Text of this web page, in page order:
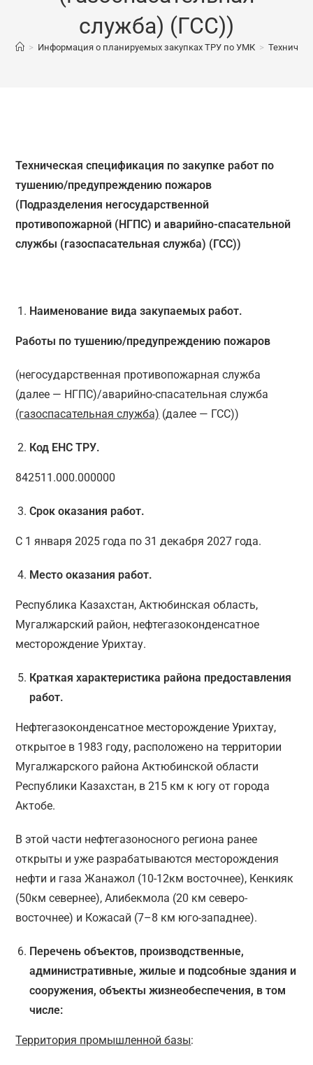
служба) (ГСС))
> Информация о планируемых закупках ТРУ по УМК >
Техническая спецификация по закупке работ по
тушению/предупреждению пожаров
(Подразделения негосударственной
противопожарной (НГПС) и аварийно-спасательной
службы (газоспасательная служба) (ГСС))
Наименование вида закупаемых работ.
Работы по тушению/предупреждению пожаров
(негосударственная противопожарная служба
(далее — НГПС)/аварийно-спасательная служба
(газоспасательная служба) (далее — ГСС))
Код ЕНС ТРУ.
842511.000.000000
Срок оказания работ.
С 1 января 2025 года по 31 декабря 2027 года.
Место оказания работ.
Республика Казахстан, Актюбинская область,
Мугалжарский район, нефтегазоконденсатное
месторождение Урихтау.
Краткая характеристика района предоставления
работ.
Нефтегазоконденсатное месторождение Урихтау,
открытое в 1983 году, расположено на территории
Мугалжарского района Актюбинской области
Республики Казахстан, в 215 км к югу от города
Актобе.
В этой части нефтегазоносного региона ранее
открыты и уже разрабатываются месторождения
нефти и газа Жанажол (10-12км восточнее), Кенкияк
(50км севернее), Алибекмола (20 км северо-
восточнее) и Кожасай (7–8 км юго-западнее).
Перечень объектов, производственные,
административные, жилые и подсобные здания и
сооружения, объекты жизнеобеспечения, в том
числе:
Территория промышленной базы: